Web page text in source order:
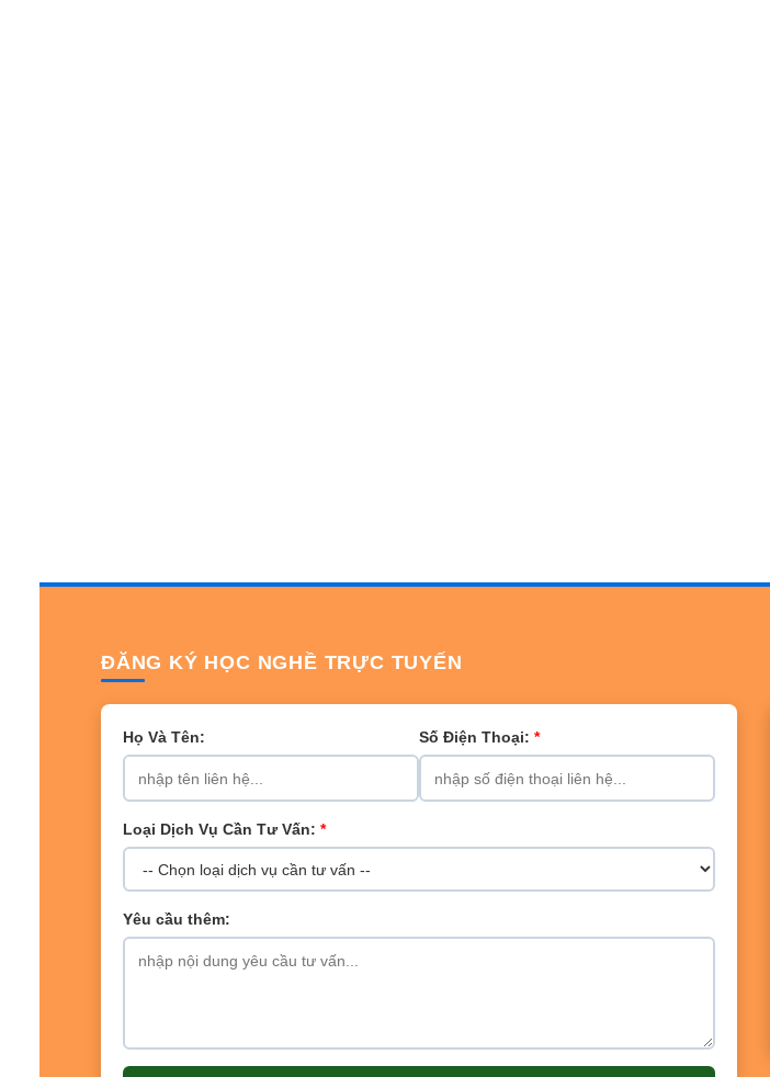
ĐĂNG KÝ HỌC NGHỀ TRỰC TUYẾN
Họ Và Tên: Số Điện Thoại: *
Loại Dịch Vụ Cần Tư Vấn: *
Yêu cầu thêm: